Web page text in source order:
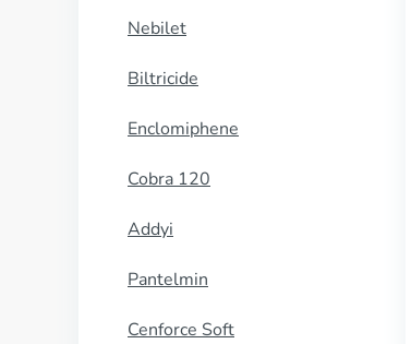
Nebilet
Biltricide
Enclomiphene
Cobra 120
Addyi
Pantelmin
Cenforce Soft